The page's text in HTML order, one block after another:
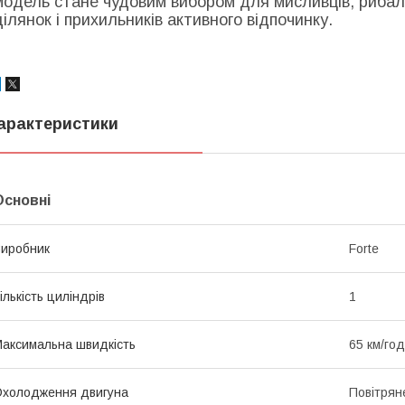
і прихильників активного відпочинку.
Forte
циліндрів 1
швидкість 65 км/год
двигуна